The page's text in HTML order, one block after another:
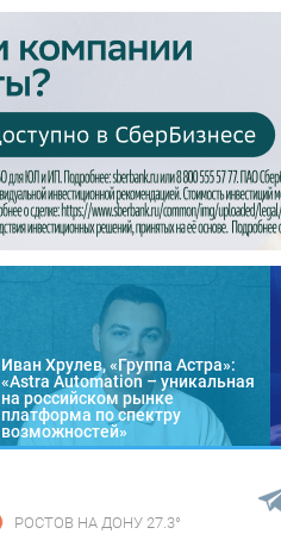
Иван Хрулев, «Группа Астра»:
«Astra Automation – уникальная
на российском рынке
платформа по спектру
возможностей»
РОСТОВ НА ДОНУ 27.3°